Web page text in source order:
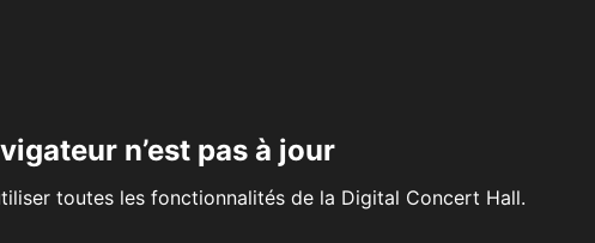
n’est pas à jour
toutes les fonctionnalités de la Digital Concert Hall.